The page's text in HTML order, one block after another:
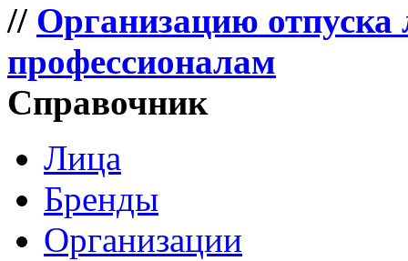
// Организацию отпуска
профессионалам
Справочник
Лица
Бренды
Организации